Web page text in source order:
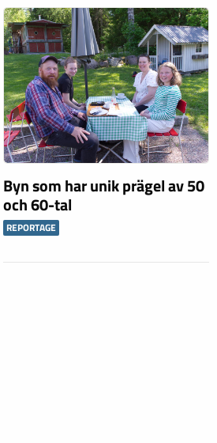
Byn som har unik prägel av 50
och 60-tal
REPORTAGE